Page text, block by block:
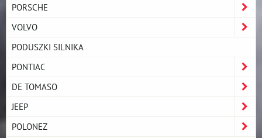
PORSCHE
VOLVO
PODUSZKI SILNIKA
PONTIAC
DE TOMASO
JEEP
POLONEZ